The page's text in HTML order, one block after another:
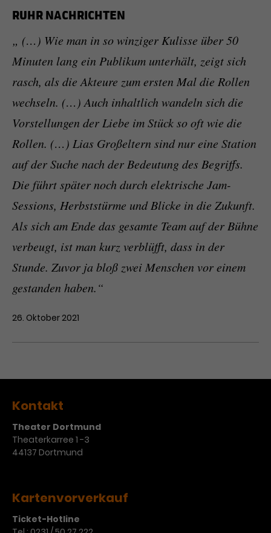
RUHR NACHRICHTEN
„ (…) Wie man in so winziger Kulisse über 50
Minuten lang ein Publikum unterhält, zeigt sich
rasch, als die Akteure zum ersten Mal die Rollen
wechseln. (…) Auch inhaltlich wandeln sich die
Vorstellungen der Liebe im Stück so oft wie die
Rollen. (…) Lias Großeltern sind nur eine Station
auf der Suche nach der Bedeutung des Begriffs.
Die führt später noch durch elektrische Jam-
Sessions, Herbststürme und Blicke in die Zukunft.
Als sich am Ende das gesamte Team auf der Bühne
verbeugt, ist man kurz verblüfft, dass in der
Stunde. Zuvor ja bloß zwei Menschen vor einem
gestanden haben.“
26. Oktober 2021
Kontakt
Theater Dortmund
Theaterkarree 1 -3
44137 Dortmund
Kartenvorverkauf
Ticket-Hotline